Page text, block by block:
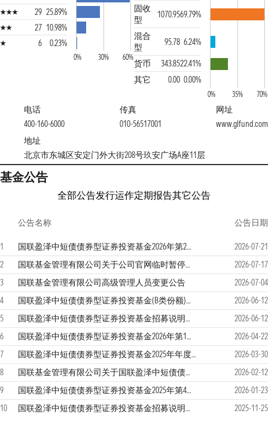
29 25.89%
27 10.98%
6
0.23%
0% 30% 60%
固收
型
1070.9569.79%
混合
型
95.78 6.24%
货币
343.8522.41%
其它
0.00 0.00%
0% 35% 70%
电话
400-160-6000
传真
010-56517001
网址
www.glfund.com
地址
北京市东城区安定门外大街208号玖安广场A座11层
基金公告
全部公告发行运作定期报告其它公告
公告名称 公告日期
1 国联盈泽中短债债券型证券投资基金2026年第2季度报告
2026-07-21
2
国联基金管理有限公司关于公司官网临时暂停服务的公告
2026-07-17
3
国联基金管理有限公司高级管理人员变更公告
2026-07-04
4
国联盈泽中短债债券型证券投资基金(B类份额)基金产品资料概要更新
2026-06-12
5
国联盈泽中短债债券型证券投资基金招募说明书更新（2026年第1号）
2026-06-12
6
国联盈泽中短债债券型证券投资基金2026年第1季度报告
2026-04-22
7
国联盈泽中短债债券型证券投资基金2025年年度报告
2026-03-30
8
国联基金管理有限公司关于国联盈泽中短债债券型证券投资基金暂停申购、转换转入及定期定额投资业务的公告
2026-02-12
9
国联盈泽中短债债券型证券投资基金2025年第4季度报告
2026-01-23
10
国联盈泽中短债债券型证券投资基金招募说明书更新（2025年第2号） 2025-11-25